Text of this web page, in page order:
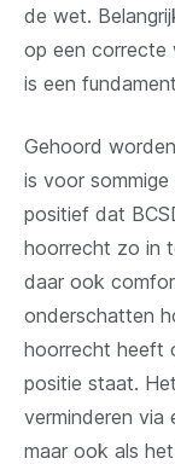
de wet.
op een correcte
is een
Gehoord
is voor
positief dat
hoorrecht zo in
daar ook
onderschatten
hoorrecht heeft
positie staat.
verminderen via
maar ook als